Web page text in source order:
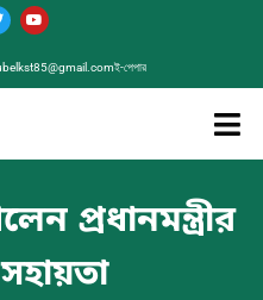
ই-পেপার
প্রধানমন্ত্রীর